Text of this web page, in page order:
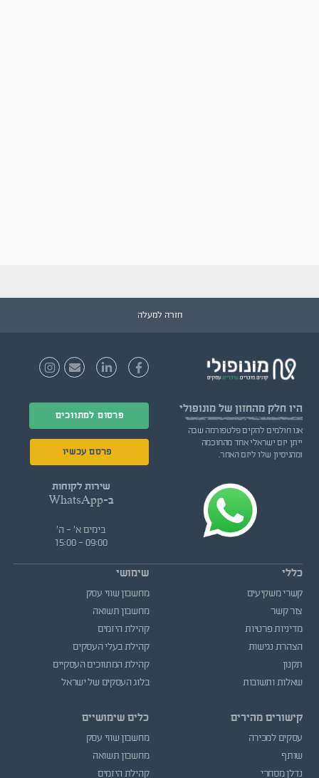
חזרה למעלה
היו חלק מהחזון של מונופולי
אנו חולמים להקים פלטפורמה שבה
ייתן יזם ישראלי אחד מהחוכמה
ומהניסיון שלו ליזם האחר.
פרסום למתווכים
פרסם עכשיו
שירות לקוחות
ב-WhatsApp
בימים א' - ה'
09:00 - 15:00
כללי
קשרי משקיעים
צור קשר
מדיניות פרטיות
הצהרת נגישות
תקנון
שאלות ותשובות
קישורים מהירים
עסקים למכירה
שותף
נדלן מסחרי
שימושי
מחשבון שווי עסק
מחשבון תשואה
קהילת היזמים
קהילת בעלי העסקים
קהילת המתווכים העסקיים
בלוג העסקים של ישראל
כלים שימושיים
מחשבון שווי עסק
מחשבון תשואה
קהילת היזמים